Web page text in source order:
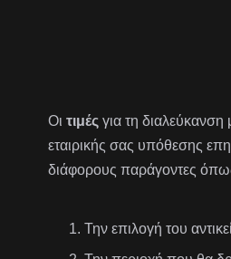
Οιτιμές για τη διαλεύκανση
εταιρικής σας υπόθεσης
διάφορους παράγοντες
Την επιλογή του